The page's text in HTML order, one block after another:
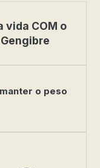
vida COM o
Gengibre
o peso